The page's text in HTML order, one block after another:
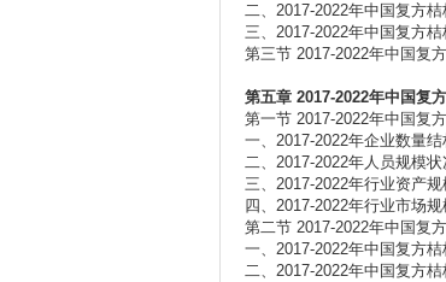
二、2017-2022年中国复方
三、2017-2022年中国复方
第三节 2017-2022年中国复
第五章 2017-2022年中国复
第一节 2017-2022年中国复
一、2017-2022年企业数量
二、2017-2022年人员规模
三、2017-2022年行业资产
四、2017-2022年行业市场
第二节 2017-2022年中国复
一、2017-2022年中国复方
二、2017-2022年中国复方